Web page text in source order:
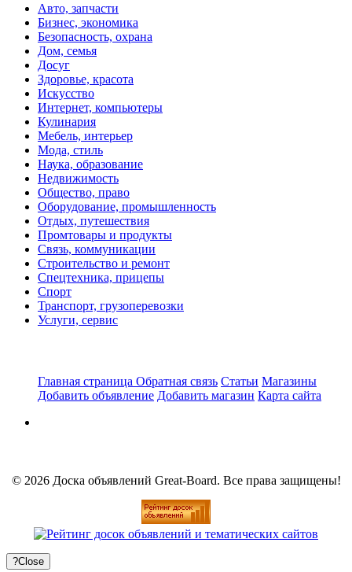
Авто, запчасти
Бизнес, экономика
Безопасность, охрана
Дом, семья
Досуг
Здоровье, красота
Искусство
Интернет, компьютеры
Кулинария
Мебель, интерьер
Мода, стиль
Наука, образование
Недвижимость
Общество, право
Оборудование, промышленность
Отдых, путешествия
Промтовары и продукты
Связь, коммуникации
Строительство и ремонт
Спецтехника, прицепы
Спорт
Транспорт, грузоперевозки
Услуги, сервис
Главная страница Обратная связь Статьи Магазины
Добавить объявление Добавить магазин Карта сайта
© 2026 Доска объявлений Great-Board. Все права защищены!
?Close